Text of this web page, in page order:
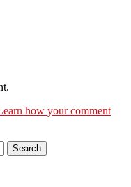
how your comment
Search